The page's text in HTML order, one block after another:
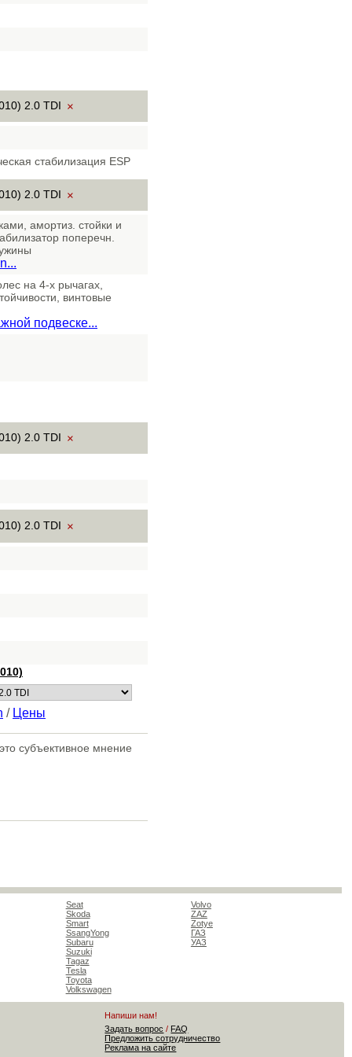
2.0 TDI ×
стабилизация ESP
2.0 TDI ×
амортиз. стойки и
поперечн.
на 4-х рычагах,
винтовые
подвеске...
2.0 TDI ×
2.0 TDI ×
/ Цены
субъективное мнение
Seat
Skoda
Smart
SsangYong
Subaru
Suzuki
Tagaz
Tesla
Toyota
Volkswagen
Volvo
ZAZ
Zotye
ГАЗ
УАЗ
Напиши нам!
Задать вопрос / FAQ
Предложить сотрудничество
Реклама на сайте